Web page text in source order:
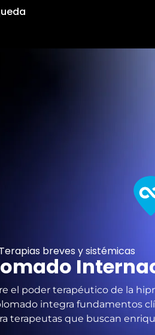
breves y sistémicas
el poder terapéutico de la
integra fundamentos
terapeutas que buscan